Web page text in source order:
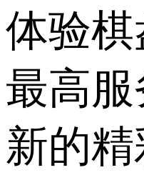
体验
最高
新的精